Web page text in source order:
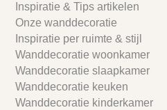
Inspiratie & Tips artikelen
Onze wanddecoratie
Inspiratie per ruimte & stijl
Wanddecoratie woonkamer
Wanddecoratie slaapkamer
Wanddecoratie keuken
Wanddecoratie kinderkamer